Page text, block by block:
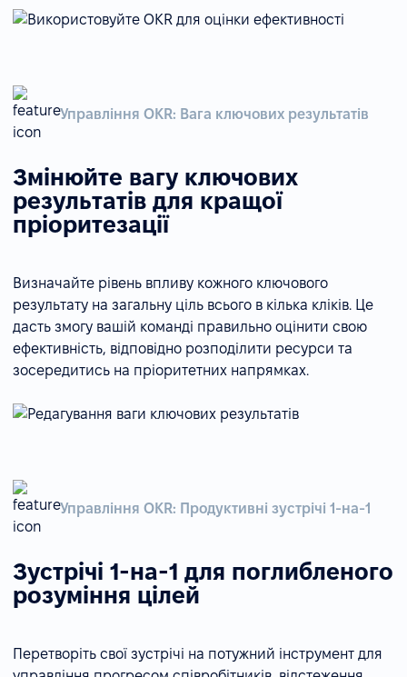
Управління OKR: Вага ключових результатів
Змінюйте вагу ключових
результатів для кращої
пріоритезації
Визначайте рівень впливу кожного ключового
результату на загальну ціль всього в кілька кліків. Це
дасть змогу вашій команді правильно оцінити свою
ефективність, відповідно розподілити ресурси та
зосередитись на пріоритетних напрямках.
Управління OKR: Продуктивні зустрічі 1-на-1
Зустрічі 1-на-1 для поглибленого
розуміння цілей
Перетворіть свої зустрічі на потужний інструмент для